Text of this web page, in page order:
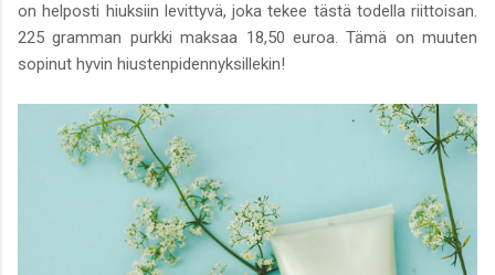
on helposti hiuksiin levittyvä, joka tekee tästä todella riittoisan.
225 gramman purkki maksaa 18,50 euroa. Tämä on muuten
sopinut hyvin hiustenpidennyksillekin!